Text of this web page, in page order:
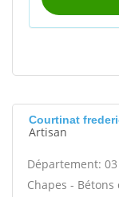
Courtinat
Artisan
Département: 03
Chapes -